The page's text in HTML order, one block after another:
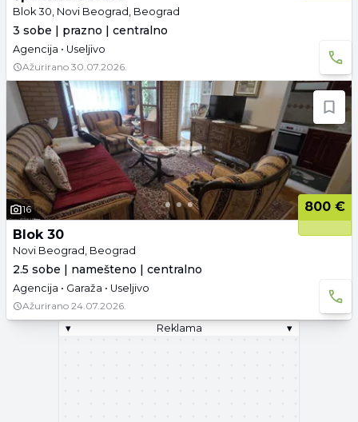
Blok 30, Novi Beograd, Beograd
3 sobe | prazno | centralno
Agencija • Useljivo
Ažurirano 30.07.2026.
16
800 €
Blok 30
Novi Beograd, Beograd
2.5 sobe | namešteno | centralno
Agencija • Garaža • Useljivo
Ažurirano 24.07.2026.
▾
Reklama ▾